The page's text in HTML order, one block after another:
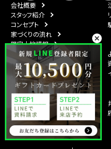
会社概要
スタッフ紹介
コンセプト
家づくりの流れ
限定土地情報
最新情報
イベント情報
スタッフブログ
月刊ひなたハウス
エリア
福山市
尾道市